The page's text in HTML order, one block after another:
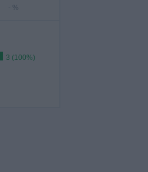
- %
3 (100%)